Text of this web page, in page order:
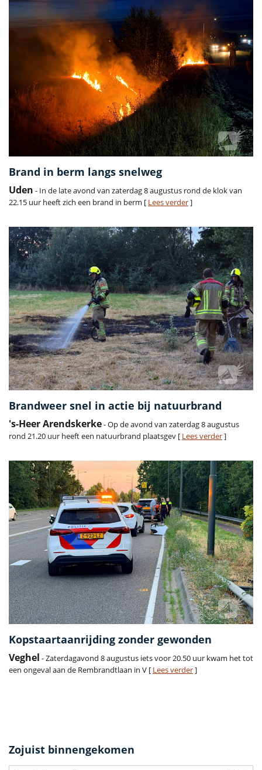
Brand in berm langs snelweg
Uden - In de late avond van zaterdag 8 augustus rond de klok van
22.15 uur heeft zich een brand in berm [ Lees verder]
Brandweer snel in actie bij natuurbrand
's-Heer Arendskerke- Op de avond van zaterdag 8 augustus
rond 21.20 uur heeft een natuurbrand plaatsgev [ Lees verder]
Kopstaartaanrijding zonder gewonden
Veghel - Zaterdagavond 8 augustus iets voor 20.50 uur kwam het tot
een ongeval aan de Rembrandtlaan in V [ Lees verder]
Zojuist binnengekomen